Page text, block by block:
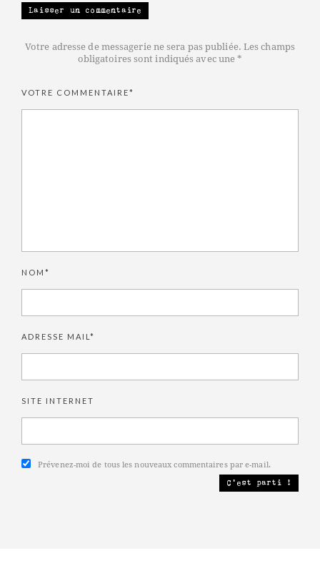
Laisser un commentaire
Votre adresse de messagerie ne sera pas publiée. Les champs
obligatoires sont indiqués avec une *
VOTRE COMMENTAIRE*
NOM*
ADRESSE MAIL*
SITE INTERNET
Prévenez-moi de tous les nouveaux commentaires par e-mail.